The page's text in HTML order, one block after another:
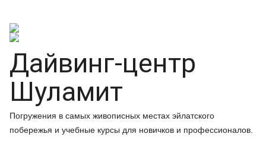
Дайвинг-центр
Шуламит
Погружения в самых живописных местах эйлатского
побережья и учебные курсы для новичков и профессионалов.